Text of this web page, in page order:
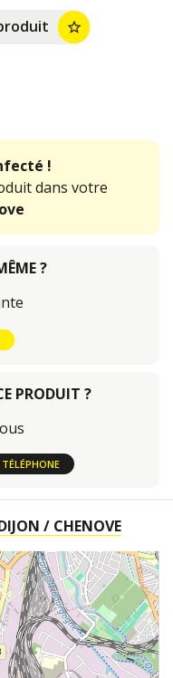
star_border
!
dans votre
?
PRODUIT ?
/ CHENOVE